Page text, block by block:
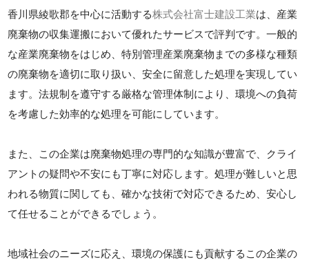
香川県綾歌郡を中心に活動する株式会社富士建設工業は、産業
廃棄物の収集運搬において優れたサービスで評判です。一般的
な産業廃棄物をはじめ、特別管理産業廃棄物までの多様な種類
の廃棄物を適切に取り扱い、安全に留意した処理を実現してい
ます。法規制を遵守する厳格な管理体制により、環境への負荷
を考慮した効率的な処理を可能にしています。
また、この企業は廃棄物処理の専門的な知識が豊富で、クライ
アントの疑問や不安にも丁寧に対応します。処理が難しいと思
われる物質に関しても、確かな技術で対応できるため、安心し
て任せることができるでしょう。
地域社会のニーズに応え、環境の保護にも貢献するこの企業の